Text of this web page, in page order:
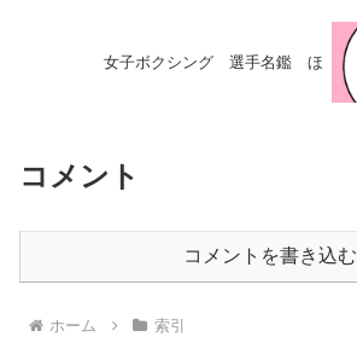
女子ボクシング 選手名鑑 ほ
コメント
コメントを書き込む
ホーム 索引